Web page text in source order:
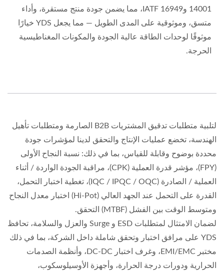
14001 وIATF 16949، مما يضمن جودة منتج مستقرة، وأداء
متسق، وموثوقية على المدى الطويل — مما يجعل YDS خيارًا
موثوقًا لوحدات الطاقة عالية الجودة والمكونات المغناطيسية
الحرجة.
لتلبية متطلبات تدقيق المشتريات B2B الصارمة ومتطلبات تأهيل
الهندسة، تخضع عمليات الإنتاج والتحقق لدينا لمؤشرات جودة
محددة بوضوح وقابلة للقياس، بما في ذلك: نسبة النجاح الأولى
(FPY)، مؤشر قدرة العملية (CPK)، مراقبة الجودة الواردة / أثناء
العملية / الصادرة (IQC / IPQC / OQC)، تغطية اختبار التحمل،
القدرة على التحمل عند الجهد العالي (Hi-Pot) اختبار معدل النجاح
ومتوسط الوقت بين الفشل (MTBF) التحقق.
لضمان الامتثال لمتطلبات ESD و Surge والعزل والسلامة، تحافظ
YDS على مرافق اختبار وتحقق شاملة داخل الشركة، بما في ذلك
مختبر EMI/EMC، وغرف اختبار DC-DC، وأنظمة الصدمات
الحرارية ودورات درجة الحرارة، وأجهزة الأوسيلوسكوب،